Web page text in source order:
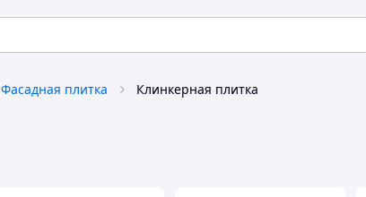
Фасадная плитка Клинкерная плитка